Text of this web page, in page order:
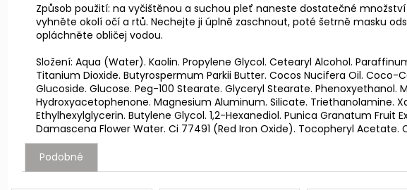
Způsob použití: na vyčištěnou a suchou pleť naneste dostatečné množství
vyhněte okolí očí a rtů. Nechejte ji úplně zaschnout, poté šetrně masku
opláchněte obličej vodou.
Složení: Aqua (Water). Kaolin. Propylene Glycol. Cetearyl Alcohol.
Titanium Dioxide. Butyrospermum Parkii Butter. Cocos Nucifera Oil.
Glucoside. Glucose. Peg-100 Stearate. Glyceryl Stearate. Phenoxyethanol.
Hydroxyacetophenone. Magnesium Aluminum. Silicate. Triethanolamine.
Ethylhexylglycerin. Butylene Glycol. 1,2-Hexanediol. Punica Granatum Fruit
Damascena Flower Water. Ci 77491 (Red Iron Oxide). Tocopheryl Acetate.
Podobné